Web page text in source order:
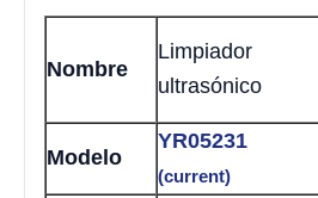
Nombre
Limpiador
ultrasónico
Modelo
YR05231
(current)